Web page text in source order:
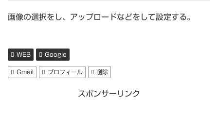
画像の選択をし、アップロードなどをして設定する。
WEB Google
Gmail プロフィール 削除
スポンサーリンク